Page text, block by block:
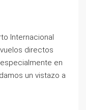
Internacional
directos
en
un vistazo a